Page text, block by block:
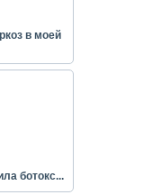
в моей
ботокс...